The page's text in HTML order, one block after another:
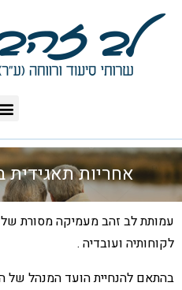
אחריות
עמותת לב זהב מעמיקה מסורת של
לקוחותיה ועובדיה .
בהתאם להנחיית הועד המנהל של